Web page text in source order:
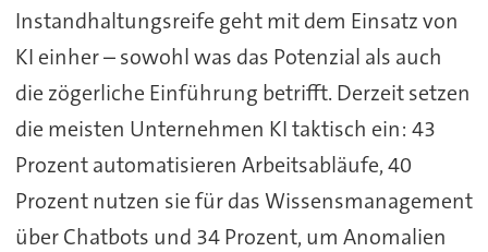
Instandhaltungsreife geht mit dem Einsatz von
KI einher – sowohl was das Potenzial als auch
die zögerliche Einführung betrifft. Derzeit setzen
die meisten Unternehmen KI taktisch ein: 43
Prozent automatisieren Arbeitsabläufe, 40
Prozent nutzen sie für das Wissensmanagement
über Chatbots und 34 Prozent, um Anomalien